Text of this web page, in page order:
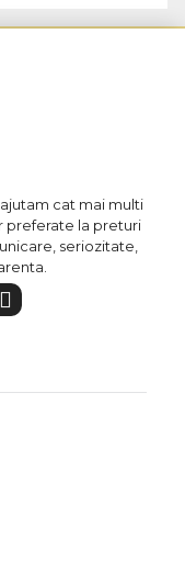
cat mai multi
preferate la preturi
seriozitate,